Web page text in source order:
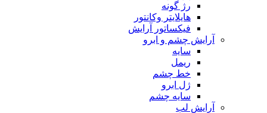
رژ گونه
هایلایتر وکانتور
فیکساتور آرایش
آرایش چشم و ابرو
سایه
ریمل
خط چشم
ژل ابرو
سایه چشم
آرایش لب